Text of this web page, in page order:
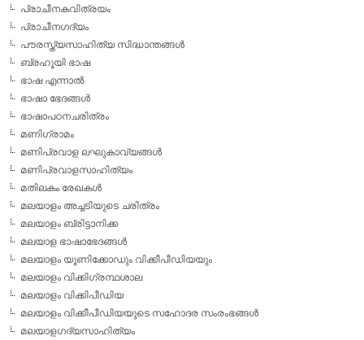
പ്രാചീനകവിത്രയം
പ്രാചീനഗദ്യം
പൗരസ്ത്യസാഹിത്യ സിദ്ധാന്തങ്ങള്‍
ബ്രഹൂയി ഭാഷ
ഭാഷ എന്നാല്‍
ഭാഷാ ഭേദങ്ങള്‍
ഭാഷാപഠനചരിത്രം
മണിഗ്രാമം
മണിപ്രവാള ലഘുകാവ്യങ്ങള്‍
മണിപ്രവാളസാഹിത്യം
മതിലകം രേഖകള്‍
മലയാളം അച്ചടിയുടെ ചരിത്രം
മലയാളം ബ്രിട്ടാനിക്ക
മലയാള ഭാഷാഭേദങ്ങള്‍
മലയാളം യൂണിക്കോഡും വിക്കീപീഡിയയും
മലയാളം വിക്കിഗ്രന്ഥശാല
മലയാളം വിക്കിപീഡിയ
മലയാളം വിക്കീപീഡിയയുടെ സഹോദര സംരംഭങ്ങള്‍
മലയാളഗദ്യസാഹിത്യം